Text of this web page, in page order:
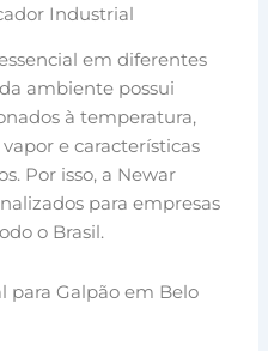
Industrial
em diferentes
ambiente possui
à temperatura,
e características
Por isso, a Newar
para empresas
o Brasil.
para Galpão em Belo